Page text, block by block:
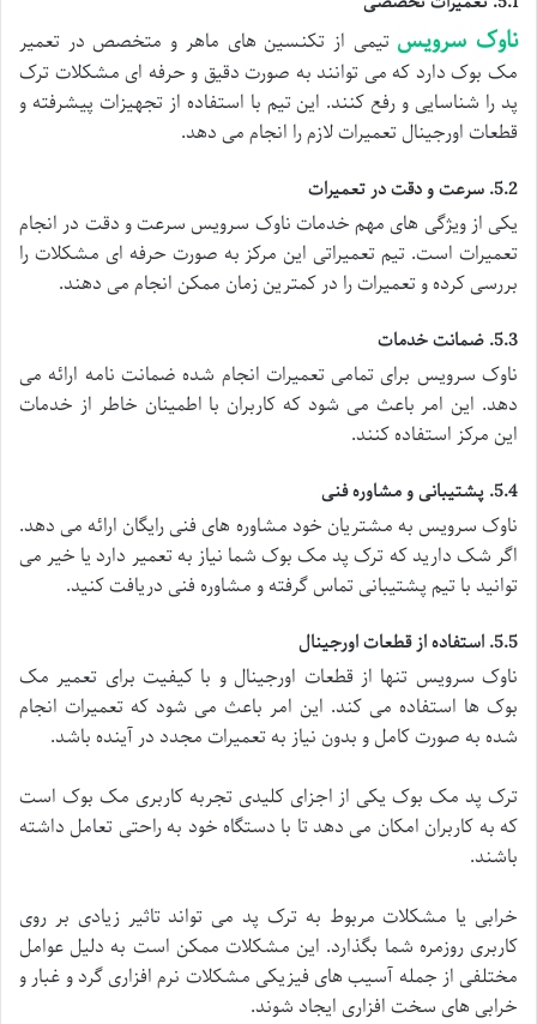
ناوک سرویس تیمی از تکنسین های ماهر و متخصص در تعمیر
مک بوک دارد که می توانند به صورت دقیق و حرفه ای مشکلات ترک
پد را شناسایی و رفع کنند. این تیم با استفاده از تجهیزات پیشرفته و
قطعات اورجینال تعمیرات لازم را انجام می دهد.
5.2. سرعت و دقت در تعمیرات
یکی از ویژگی های مهم خدمات ناوک سرویس سرعت و دقت در انجام
تعمیرات است. تیم تعمیراتی این مرکز به صورت حرفه ای مشکلات را
بررسی کرده و تعمیرات را در کمترین زمان ممکن انجام می دهند.
5.3. ضمانت خدمات
ناوک سرویس برای تمامی تعمیرات انجام شده ضمانت نامه ارائه می
دهد. این امر باعث می شود که کاربران با اطمینان خاطر از خدمات
این مرکز استفاده کنند.
5.4. پشتیبانی و مشاوره فنی
ناوک سرویس به مشتریان خود مشاوره های فنی رایگان ارائه می دهد.
اگر شک دارید که ترک پد مک بوک شما نیاز به تعمیر دارد یا خیر می
توانید با تیم پشتیبانی تماس گرفته و مشاوره فنی دریافت کنید.
5.5. استفاده از قطعات اورجینال
ناوک سرویس تنها از قطعات اورجینال و با کیفیت برای تعمیر مک
بوک ها استفاده می کند. این امر باعث می شود که تعمیرات انجام
شده به صورت کامل و بدون نیاز به تعمیرات مجدد در آینده باشد.
ترک پد مک بوک یکی از اجزای کلیدی تجربه کاربری مک بوک است
که به کاربران امکان می دهد تا با دستگاه خود به راحتی تعامل داشته
باشند.
خرابی یا مشکلات مربوط به ترک پد می تواند تاثیر زیادی بر روی
کاربری روزمره شما بگذارد. این مشکلات ممکن است به دلیل عوامل
مختلفی از جمله آسیب های فیزیکی مشکلات نرم افزاری گرد و غبار و
خرابی های سخت افزاری ایجاد شوند.